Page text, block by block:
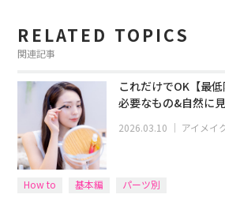
RELATED TOPICS
関連記事
これだけでOK【最低
必要なもの&自然に
2026.03.10 ｜ アイメイ
How to 基本編 パーツ別